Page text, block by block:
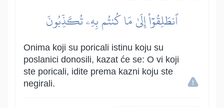
ٱنطَلِقُوٓاْ إِلَىٰ مَا كُنتُم بِهِۦ تُكَذِّبُونَ
Onima koji su poricali istinu koju su
poslanici donosili, kazat će se: O vi koji
ste poricali, idite prema kazni koju ste
negirali.